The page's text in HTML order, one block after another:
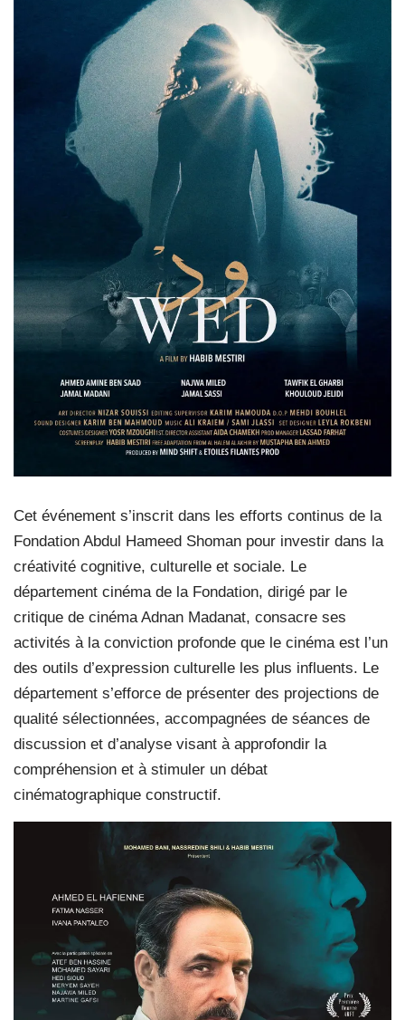
Cet événement s’inscrit dans les efforts continus de la
Fondation Abdul Hameed Shoman pour investir dans la
créativité cognitive, culturelle et sociale. Le
département cinéma de la Fondation, dirigé par le
critique de cinéma Adnan Madanat, consacre ses
activités à la conviction profonde que le cinéma est l’un
des outils d’expression culturelle les plus influents. Le
département s’efforce de présenter des projections de
qualité sélectionnées, accompagnées de séances de
discussion et d’analyse visant à approfondir la
compréhension et à stimuler un débat
cinématographique constructif.